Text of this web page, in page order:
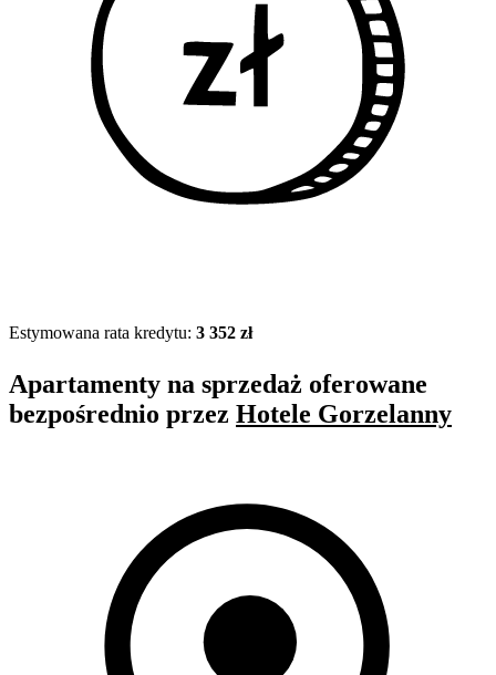
Estymowana rata kredytu: 3 352 zł
Apartamenty na sprzedaż oferowane
bezpośrednio przez Hotele Gorzelanny